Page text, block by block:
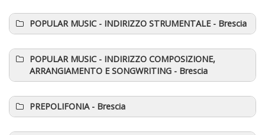
POPULAR MUSIC - INDIRIZZO STRUMENTALE - Brescia
POPULAR MUSIC - INDIRIZZO COMPOSIZIONE,
ARRANGIAMENTO E SONGWRITING - Brescia
PREPOLIFONIA- Brescia